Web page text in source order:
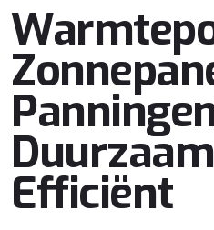
Efficiënt